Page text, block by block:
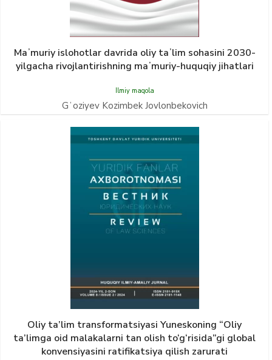
Maʼmuriy islohotlar davrida oliy taʼlim sohasini 2030-
yilgacha rivojlantirishning maʼmuriy-huquqiy jihatlari
Ilmiy maqola
Gʻoziyev Kozimbek Jovlonbekovich
Oliy ta’lim transformatsiyasi Yunеskoning “Oliy
ta’limga oid malakalarni tan olish to‘g‘risida”gi global
konvensiyasini ratifikatsiya qilish zarurati